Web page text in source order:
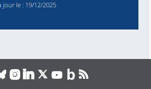
jour le : 19/12/2025